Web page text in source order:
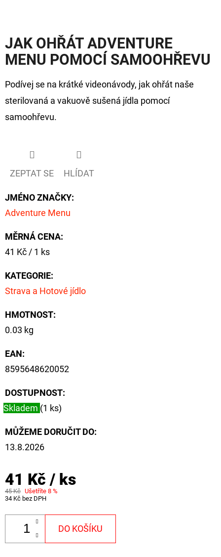
JAK OHŘÁT ADVENTURE
MENU POMOCÍ SAMOOHŘEVU
Podívej se na krátké videonávody, jak ohřát naše
sterilovaná a vakuově sušená jídla pomocí
samoohřevu.
ZEPTAT SE HLÍDAT
JMÉNO ZNAČKY:
Adventure Menu
MĚRNÁ CENA:
Měrná
41 Kč / 1 ks
KATEGORIE:
Strava a Hotové jídlo
HMOTNOST:
0.03 kg
EAN:
8595648620052
DOSTUPNOST:
Skladem (1 ks)
MŮŽEME DORUČIT DO:
13.8.2026
41 Kč / ks
45 Kč Ušetříte 8 %
34 Kč bez DPH
DO KOŠÍKU